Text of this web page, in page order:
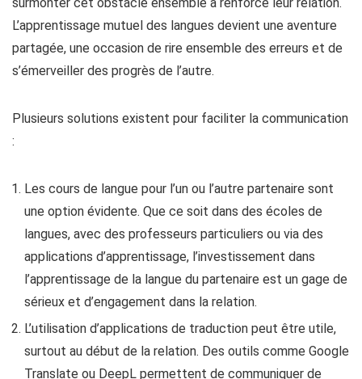
L’apprentissage mutuel des langues devient une aventure
partagée, une occasion de rire ensemble des erreurs et de
s’émerveiller des progrès de l’autre.
Plusieurs solutions existent pour faciliter la communication
:
Les cours de langue pour l’un ou l’autre partenaire sont
une option évidente. Que ce soit dans des écoles de
langues, avec des professeurs particuliers ou via des
applications d’apprentissage, l’investissement dans
l’apprentissage de la langue du partenaire est un gage de
sérieux et d’engagement dans la relation.
L’utilisation d’applications de traduction peut être utile,
surtout au début de la relation. Des outils comme Google
Translate ou DeepL permettent de communiquer de